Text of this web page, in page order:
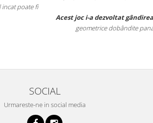
timpul
Acest joc i-a dezvoltat gândirea logica,
geometrice dobândite pana la aceasta
SOCIAL
Urmareste-ne in social media